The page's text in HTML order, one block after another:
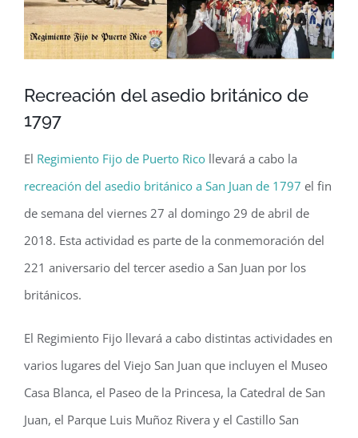
Recreación del asedio británico de
1797
El Regimiento Fijo de Puerto Rico llevará a cabo la
recreación del asedio británico a San Juan de 1797 el fin
de semana del viernes 27 al domingo 29 de abril de
2018. Esta actividad es parte de la conmemoración del
221 aniversario del tercer asedio a San Juan por los
británicos.
El Regimiento Fijo llevará a cabo distintas actividades en
varios lugares del Viejo San Juan que incluyen el Museo
Casa Blanca, el Paseo de la Princesa, la Catedral de San
Juan, el Parque Luis Muñoz Rivera y el Castillo San